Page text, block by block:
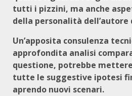
tutti i pizzini, ma anche
della personalità
Un’apposita consulenza
approfondita analisi
questione, potrebbe
tutte le suggestive ipotesi
aprendo nuovi scenari.